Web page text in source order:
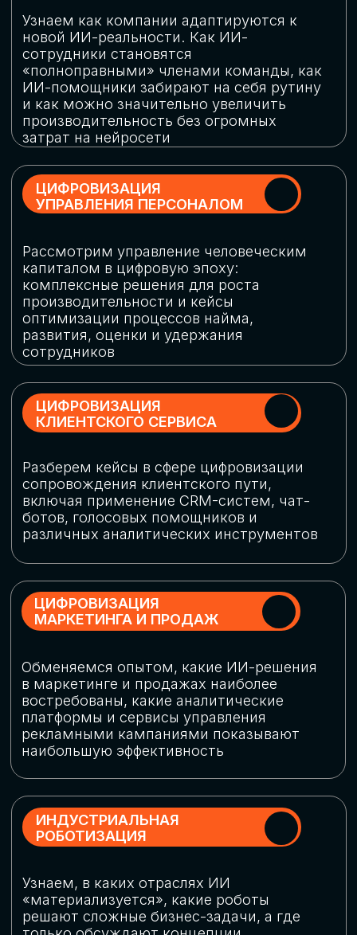
огромную статью затрат
ОБЛАЧНЫЕ ТЕХНОЛОГИИ
Подискутируем, какие облачные решения
существуют на рынке и почему
использование мультиоблачных моделей
не только снижает затраты, но и
«пересборки» бизнес-моделей
СКАЧАТЬ
ПРОГРАММУ
КОНФЕРЕНЦИИ
Оставьте заявку, мы направим вам
программу конференции
СКАЧАТЬ ПРОГРАММУ
СПИКЕРЫ
СТАТЬ СПИКЕРОМ
В конференции участвовали более 120 спикеров